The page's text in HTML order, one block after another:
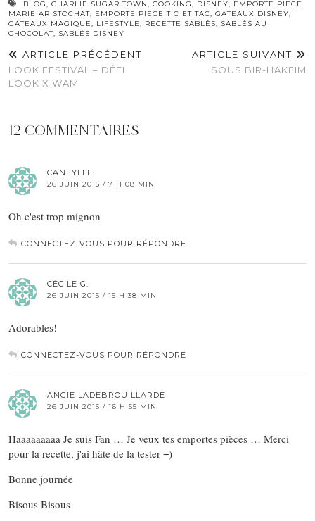
BLOG, CHARLIE SUGAR TOWN, COOKING, DISNEY, EMPORTE PIECE
MARIE ARISTOCHAT, EMPORTE PIECE TIC ET TAC, GATEAUX DISNEY,
GATEAUX MAGIQUE, LIFESTYLE, RECETTE SABLÉS, SABLÉS AU
CHOCOLAT, SABLÉS DISNEY
ARTICLE PRÉCÉDENT
LOOK FESTIVAL – DÉFI
LOOK X WAM
ARTICLE SUIVANT
SOUS BIR-HAKEIM
12 COMMENTAIRES
CANEYLLE
26 JUIN 2015 / 7 H 08 MIN
Oh c'est trop mignon
CONNECTEZ-VOUS POUR RÉPONDRE
CÉCILE G.
26 JUIN 2015 / 15 H 38 MIN
Adorables!
CONNECTEZ-VOUS POUR RÉPONDRE
ANGIE LADEBROUILLARDE
26 JUIN 2015 / 16 H 55 MIN
Haaaaaaaaa Je suis Fan … Je veux tes emportes pièces … Merci
pour la recette, j'ai hâte de la tester =)
Bonne journée
Bisous Bisous